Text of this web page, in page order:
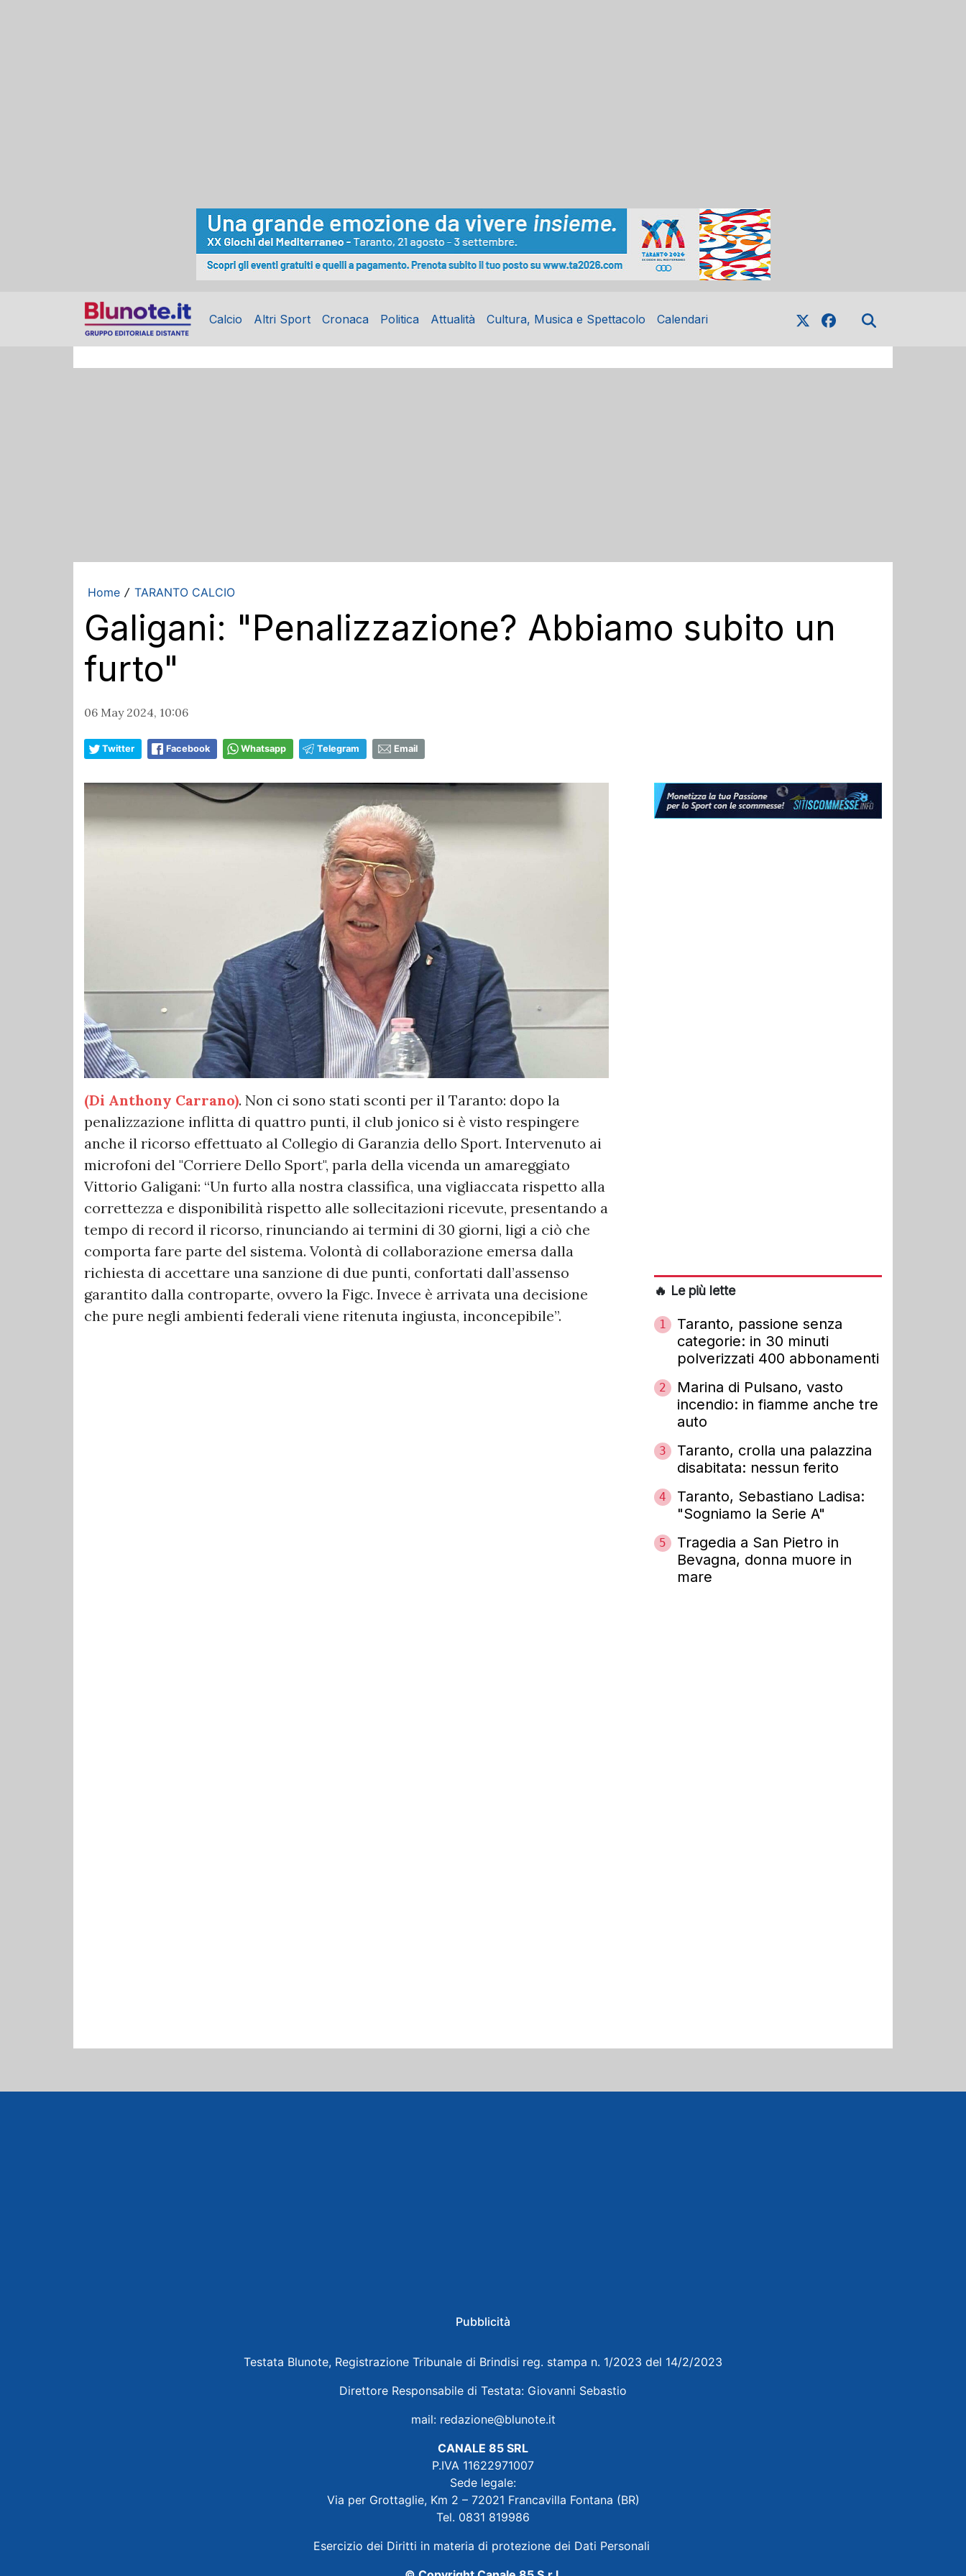
Calcio Altri Sport Cronaca Politica Attualità Cultura, Musica e Spettacolo Calendari
Home / TARANTO CALCIO
Galigani: "Penalizzazione? Abbiamo subito un
furto"
06 May 2024, 10:06
Twitter Facebook Whatsapp Telegram Email
(Di Anthony Carrano). Non ci sono stati sconti per il Taranto: dopo la
penalizzazione inflitta di quattro punti, il club jonico si è visto respingere
anche il ricorso effettuato al Collegio di Garanzia dello Sport. Intervenuto ai
microfoni del "Corriere Dello Sport", parla della vicenda un amareggiato
Vittorio Galigani: “Un furto alla nostra classifica, una vigliaccata rispetto alla
correttezza e disponibilità rispetto alle sollecitazioni ricevute, presentando a
tempo di record il ricorso, rinunciando ai termini di 30 giorni, ligi a ciò che
comporta fare parte del sistema. Volontà di collaborazione emersa dalla
richiesta di accettare una sanzione di due punti, confortati dall’assenso
garantito dalla controparte, ovvero la Figc. Invece è arrivata una decisione
che pure negli ambienti federali viene ritenuta ingiusta, inconcepibile”.
🔥 Le più lette
1
Taranto, passione senza
categorie: in 30 minuti
polverizzati 400 abbonamenti
2
Marina di Pulsano, vasto
incendio: in fiamme anche tre
auto
3
Taranto, crolla una palazzina
disabitata: nessun ferito
4
Taranto, Sebastiano Ladisa:
"Sogniamo la Serie A"
5
Tragedia a San Pietro in
Bevagna, donna muore in
mare
Pubblicità
Testata Blunote, Registrazione Tribunale di Brindisi reg. stampa n. 1/2023 del 14/2/2023
Direttore Responsabile di Testata: Giovanni Sebastio
mail: redazione@blunote.it
CANALE 85 SRL
P.IVA 11622971007
Sede legale:
Via per Grottaglie, Km 2 – 72021 Francavilla Fontana (BR)
Tel. 0831 819986
Esercizio dei Diritti in materia di protezione dei Dati Personali